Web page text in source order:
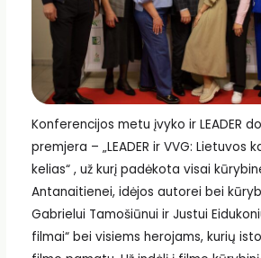
Konferencijos metu įvyko ir LEADER
premjera – „LEADER ir VVG: Lietuvos
kelias“ , už kurį padėkota visai
Antanaitienei, idėjos autorei bei
Gabrielui Tamošiūnui ir Justui
filmai“ bei visiems herojams, kurių